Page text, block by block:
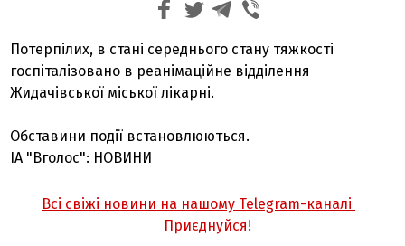
Потерпілих, в стані середнього стану тяжкості
госпіталізовано в реанімаційне відділення
Жидачівської міської лікарні.
Обставини події встановлюються.
ІА "Вголос": НОВИНИ
Всі свіжі новини на нашому Telegram-каналі
Приєднуйся!